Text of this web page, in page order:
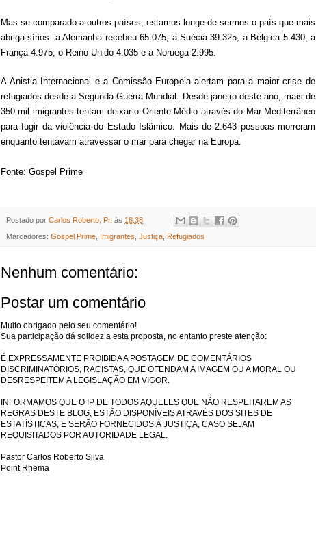
Mas se comparado a outros países, estamos longe de sermos o país que mais
abriga sírios: a Alemanha recebeu 65.075, a Suécia 39.325, a Bélgica 5.430, a
França 4.975, o Reino Unido 4.035 e a Noruega 2.995.
A Anistia Internacional e a Comissão Europeia alertam para a maior crise de
refugiados desde a Segunda Guerra Mundial. Desde janeiro deste ano, mais de
350 mil imigrantes tentam deixar o Oriente Médio através do Mar Mediterrâneo
para fugir da violência do Estado Islâmico. Mais de 2.643 pessoas morreram
enquanto tentavam atravessar o mar para chegar na Europa.
Fonte: Gospel Prime
Postado por Carlos Roberto, Pr. às 18:38
Marcadores: Gospel Prime Imigrantes Justiça Refugiados
Nenhum comentário:
Postar um comentário
Muito obrigado pelo seu comentário!
Sua participação dá solidez a esta proposta, no entanto preste atenção:
É EXPRESSAMENTE PROIBIDA A POSTAGEM DE COMENTÁRIOS
DISCRIMINATÓRIOS, RACISTAS, QUE OFENDAM A IMAGEM OU A MORAL OU
DESRESPEITEM A LEGISLAÇÃO EM VIGOR.
INFORMAMOS QUE O IP DE TODOS AQUELES QUE NÃO RESPEITAREM AS
REGRAS DESTE BLOG, ESTÃO DISPONÍVEIS ATRAVÉS DOS SITES DE
ESTATÍSTICAS, E SERÃO FORNECIDOS À JUSTIÇA, CASO SEJAM
REQUISITADOS POR AUTORIDADE LEGAL.
Pastor Carlos Roberto Silva
Point Rhema